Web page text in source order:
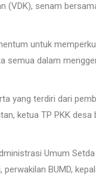
(VDK), senam
untuk
semua dalam
yang terdiri dari
ketua TP PKK
Umum
BUMD,